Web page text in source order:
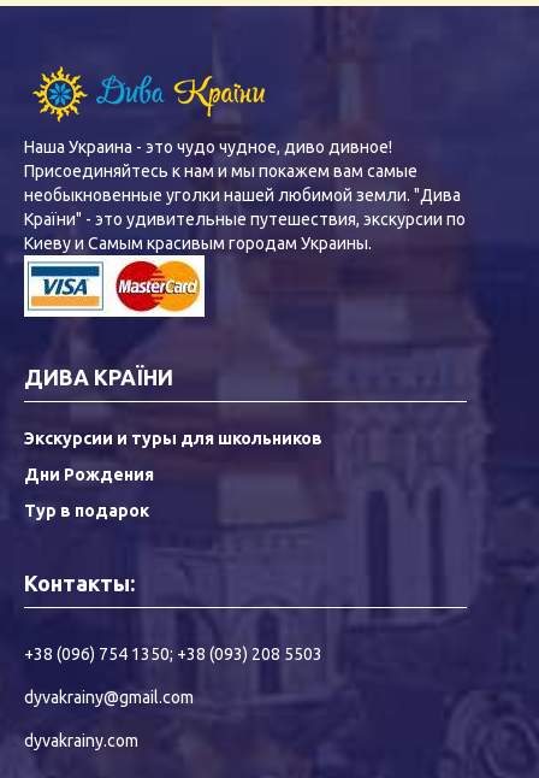
Наша Украина - это чудо чудное, диво дивное!
Присоединяйтесь к нам и мы покажем вам самые
необыкновенные уголки нашей любимой земли. "Дива
Країни" - это удивительные путешествия, экскурсии по
Киеву и Самым красивым городам Украины.
ДИВА КРАЇНИ
Экскурсии и туры для школьников
Дни Рождения
Тур в подарок
Контакты:
+38 (096) 754 1350; +38 (093) 208 5503
dyvakrainy@gmail.com
dyvakrainy.com